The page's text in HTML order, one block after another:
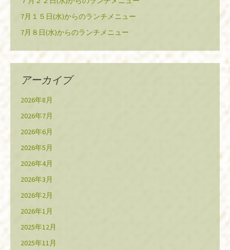
7月１５日(水)からのランチメニュー
7月８日(水)からのランチメニュー
アーカイブ
2026年8月
2026年7月
2026年6月
2026年5月
2026年4月
2026年3月
2026年2月
2026年1月
2025年12月
2025年11月